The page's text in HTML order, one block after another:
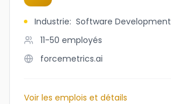
Industrie: Software Development
11-50 employés
forcemetrics.ai
Voir les emplois et détails